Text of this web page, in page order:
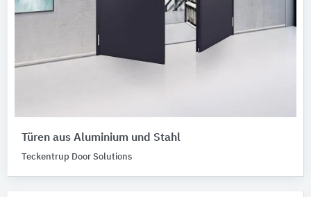
Türen aus Aluminium und Stahl
Teckentrup Door Solutions